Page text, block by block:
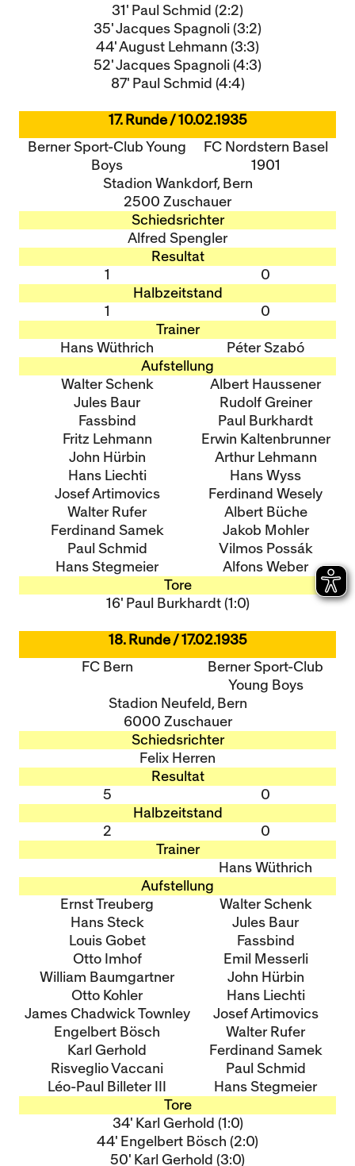
31' Paul Schmid (2:2)
35' Jacques Spagnoli (3:2)
44' August Lehmann (3:3)
52' Jacques Spagnoli (4:3)
87' Paul Schmid (4:4)
17. Runde / 10.02.1935
Berner Sport-Club Young
Boys
FC Nordstern Basel
1901
Stadion Wankdorf, Bern
2500 Zuschauer
Schiedsrichter
Alfred Spengler
Resultat
1
0
Halbzeitstand
1
0
Trainer
Hans Wüthrich
Péter Szabó
Aufstellung
Walter Schenk
Jules Baur
Fassbind
Fritz Lehmann
John Hürbin
Hans Liechti
Josef Artimovics
Walter Rufer
Ferdinand Samek
Paul Schmid
Hans Stegmeier
Albert Haussener
Rudolf Greiner
Paul Burkhardt
Erwin Kaltenbrunner
Arthur Lehmann
Hans Wyss
Ferdinand Wesely
Albert Büche
Jakob Mohler
Vilmos Possák
Alfons Weber
Tore
16' Paul Burkhardt (1:0)
18. Runde / 17.02.1935
FC Bern
Berner Sport-Club
Young Boys
Stadion Neufeld, Bern
6000 Zuschauer
Schiedsrichter
Felix Herren
Resultat
5
0
Halbzeitstand
2
0
Trainer
Hans Wüthrich
Aufstellung
Ernst Treuberg
Hans Steck
Louis Gobet
Otto Imhof
William Baumgartner
Otto Kohler
James Chadwick Townley
Engelbert Bösch
Karl Gerhold
Risveglio Vaccani
Léo-Paul Billeter III
Walter Schenk
Jules Baur
Fassbind
Emil Messerli
John Hürbin
Hans Liechti
Josef Artimovics
Walter Rufer
Ferdinand Samek
Paul Schmid
Hans Stegmeier
Tore
34' Karl Gerhold (1:0)
44' Engelbert Bösch (2:0)
50' Karl Gerhold (3:0)
Queue-Fair